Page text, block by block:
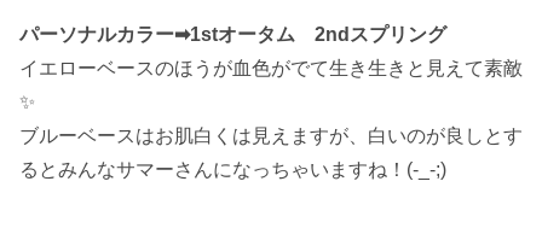
パーソナルカラー➡1stオータム 2ndスプリング
イエローベースのほうが血色がでて生き生きと見えて素敵
✨
ブルーベースはお肌白くは見えますが、白いのが良しとす
るとみんなサマーさんになっちゃいますね！(-_-;)